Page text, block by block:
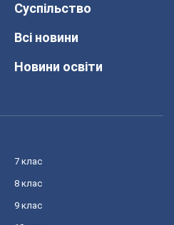
Суспільство
Всі новини
Новини освіти
7 клас
8 клас
9 клас